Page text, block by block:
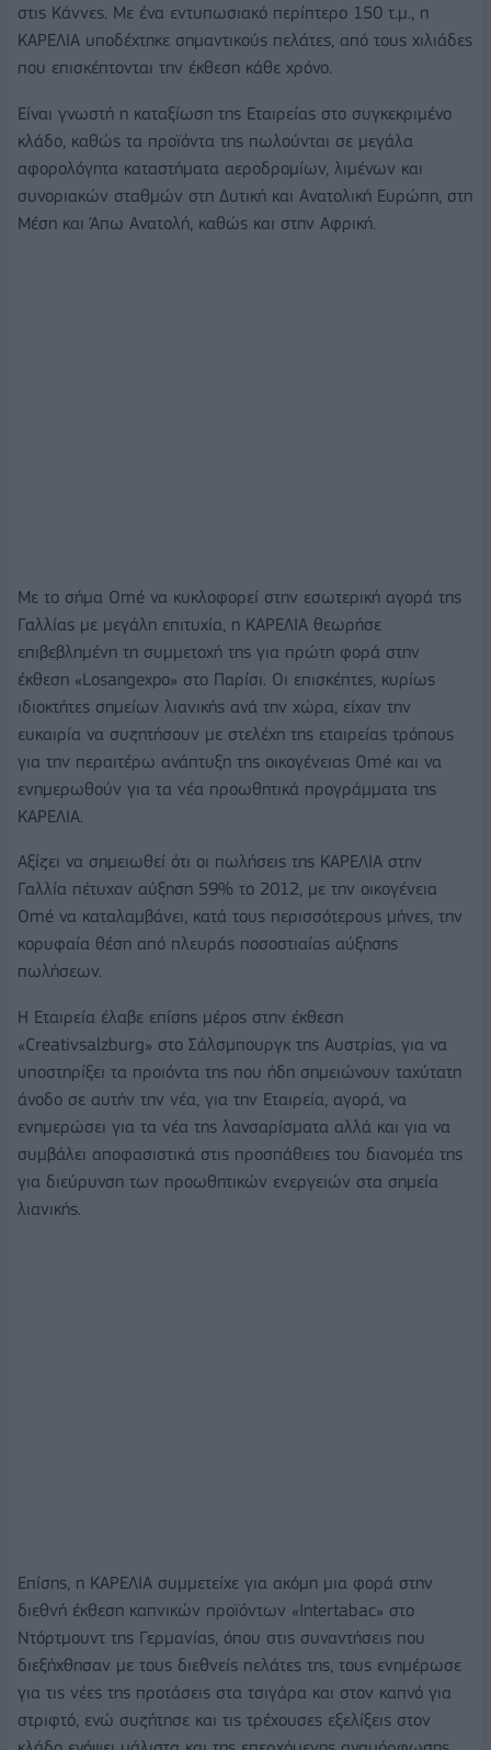
στις Κάννες. Με ένα εντυπωσιακό περίπτερο 150 τ.μ., η
KAΡΕΛΙΑ υποδέχτηκε σημαντικούς πελάτες, από τους χιλιάδες
που επισκέπτονται την έκθεση κάθε χρόνο.
Είναι γνωστή η καταξίωση της Εταιρείας στο συγκεκριμένο
κλάδο, καθώς τα προϊόντα της πωλούνται σε μεγάλα
αφορολόγητα καταστήματα αεροδρομίων, λιμένων και
συνοριακών σταθμών στη Δυτική και Ανατολική Ευρώπη, στη
Μέση και Άπω Ανατολή, καθώς και στην Αφρική.
Με το σήμα Omé να κυκλοφορεί στην εσωτερική αγορά της
Γαλλίας με μεγάλη επιτυχία, η ΚΑΡΕΛΙΑ θεωρήσε
επιβεβλημένη τη συμμετοχή της για πρώτη φορά στην
έκθεση «Losangexpo» στο Παρίσι. Οι επισκέπτες, κυρίως
ιδιοκτήτες σημείων λιανικής ανά την χώρα, είχαν την
ευκαιρία να συζητήσουν με στελέχη της εταιρείας τρόπους
για την περαιτέρω ανάπτυξη της οικογένειας Omé και να
ενημερωθούν για τα νέα προωθητικά προγράμματα της
ΚΑΡΕΛΙΑ.
Αξίζει να σημειωθεί ότι οι πωλήσεις της ΚΑΡΕΛΙΑ στην
Γαλλία πέτυχαν αύξηση 59% το 2012, με την οικογένεια
Omé να καταλαμβάνει, κατά τους περισσότερους μήνες, την
κορυφαία θέση από πλευράς ποσοστιαίας αύξησης
πωλήσεων.
Η Εταιρεία έλαβε επίσης μέρος στην έκθεση
«Creativsalzburg» στο Σάλσμπουργκ της Αυστρίας, για να
υποστηρίξει τα προιόντα της που ήδη σημειώνουν ταχύτατη
άνοδο σε αυτήν την νέα, για την Εταιρεία, αγορά, να
ενημερώσει για τα νέα της λανσαρίσματα αλλά και για να
συμβάλει αποφασιστικά στις προσπάθειες του διανομέα της
για διεύρυνση των προωθητικών ενεργειών στα σημεία
λιανικής.
Επίσης, η ΚΑΡΕΛΙΑ συμμετείχε για ακόμη μια φορά στην
διεθνή έκθεση καπνικών προϊόντων «Intertabac» στο
Ντόρτμουντ της Γερμανίας, όπου στις συναντήσεις που
διεξήχθησαν με τους διεθνείς πελάτες της, τους ενημέρωσε
για τις νέες της προτάσεις στα τσιγάρα και στον καπνό για
στριφτό, ενώ συζήτησε και τις τρέχουσες εξελίξεις στον